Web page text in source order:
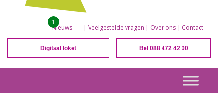
Nieuws
1
| Veelgestelde vragen | Over ons | Contact
Digitaal loket Bel 088 472 42 00